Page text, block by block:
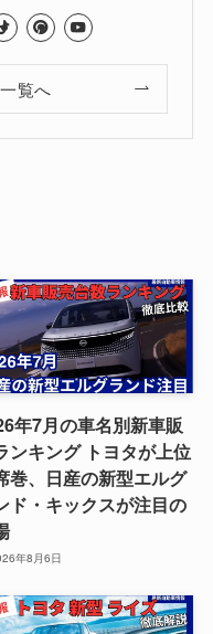
覧へ
年7月の車名別新車販
ンキング トヨタが上位
巻、日産の新型エルグ
ド・キックスが注目の
年8月6日